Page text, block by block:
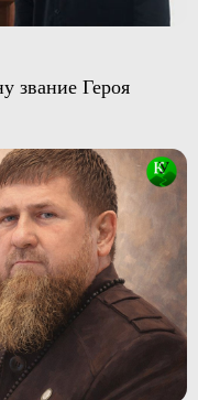
звание Героя